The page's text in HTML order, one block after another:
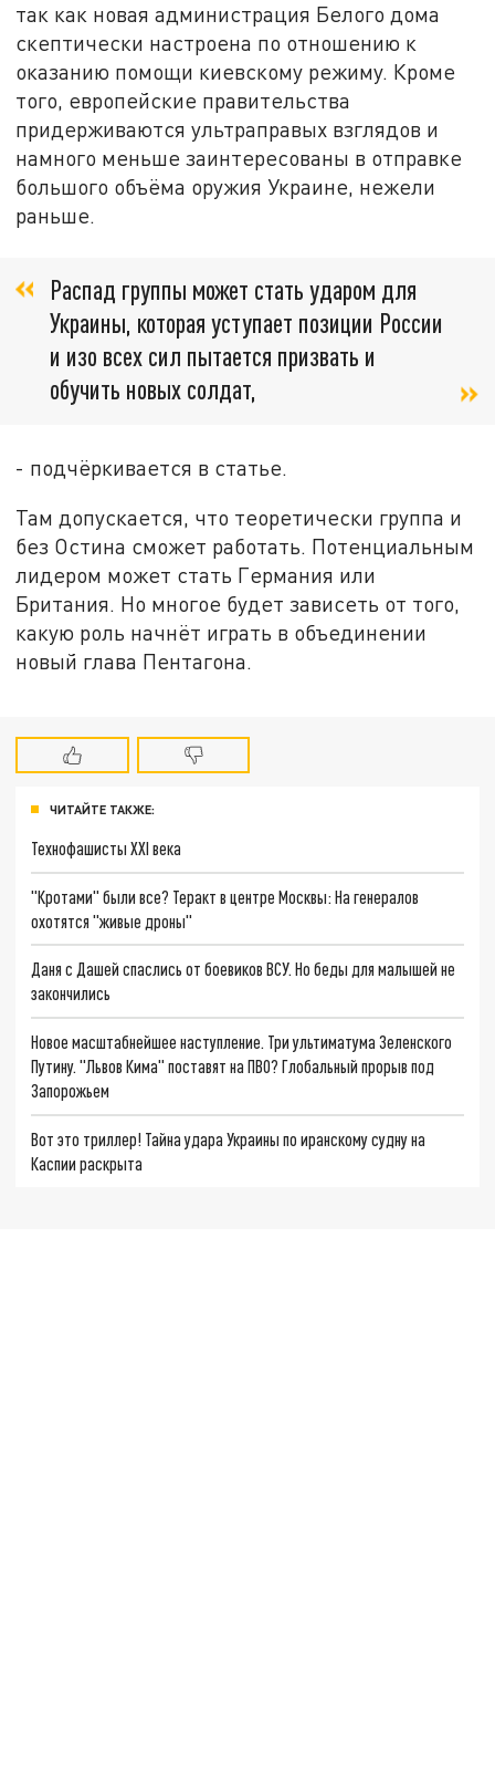
так как новая администрация Белого дома
скептически настроена по отношению к
оказанию помощи киевскому режиму. Кроме
того, европейские правительства
придерживаются ультраправых взглядов и
намного меньше заинтересованы в отправке
большого объёма оружия Украине, нежели
раньше.
Распад группы может стать ударом для
Украины, которая уступает позиции России
и изо всех сил пытается призвать и
обучить новых солдат,
- подчёркивается в статье.
Там допускается, что теоретически группа и
без Остина сможет работать. Потенциальным
лидером может стать Германия или
Британия. Но многое будет зависеть от того,
какую роль начнёт играть в объединении
новый глава Пентагона.
ЧИТАЙТЕ ТАКЖЕ:
Технофашисты XXI века
"Кротами" были все? Теракт в центре Москвы: На генералов
охотятся "живые дроны"
Даня с Дашей спаслись от боевиков ВСУ. Но беды для малышей не
закончились
Новое масштабнейшее наступление. Три ультиматума Зеленского
Путину. "Львов Кима" поставят на ПВО? Глобальный прорыв под
Запорожьем
Вот это триллер! Тайна удара Украины по иранскому судну на
Каспии раскрыта